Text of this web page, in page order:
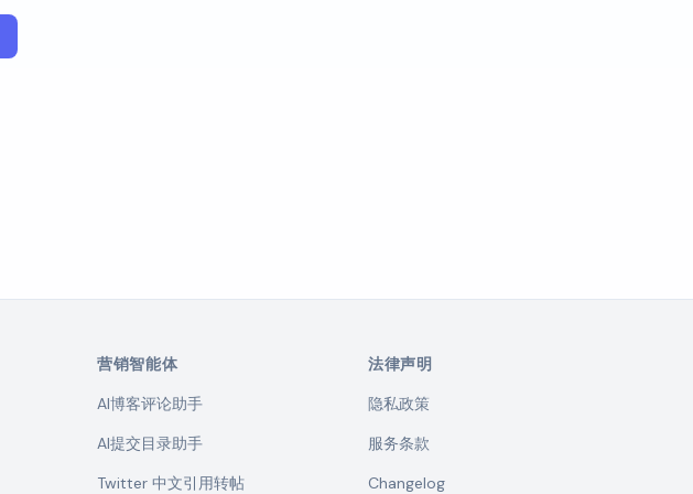
营销智能体
AI博客评论助手
AI提交目录助手
Twitter 中文引用转帖
法律声明
隐私政策
服务条款
Changelog